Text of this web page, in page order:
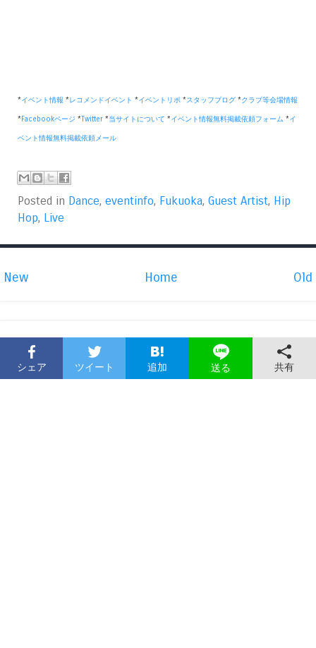
*イベント情報 *レコメンドイベント *イベントリポ *スタッフブログ *クラブ等会場情報
*Facebookページ * Twitter *当サイトについて *イベント情報無料掲載依頼フォーム *イ
ベント情報無料掲載依頼メール
Posted in Dance, eventinfo, Fukuoka, Guest Artist, Hip
Hop, Live
New Old
Home
シェア ツイート 追加 送る 共有